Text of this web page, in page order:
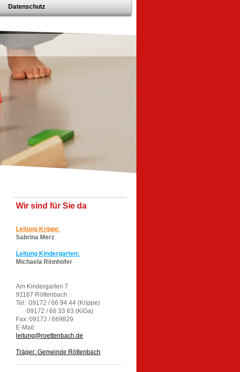
Datenschutz
Wir sind für Sie da
Leitung Krippe:
Sabrina Merz
Leitung Kindergarten:
Michaela Rinnhofer
Am Kindergarten 7
91187 Röttenbach
Tel: 09172 / 66 94 44 (Krippe)
09172 / 66 33 63 (KiGa)
Fax: 09172 / 669829
E-Mail:
leitung@roettenbach.de
Träger: Gemeinde Röttenbach